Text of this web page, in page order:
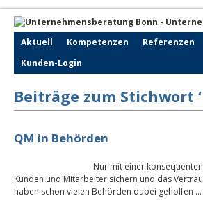
Aktuell Kompetenzen Referenzen
Kunden-Login
Beiträge zum Stichwort
QM in Behörden
Nur mit einer
Kunden und Mitarbeiter sichern und das
haben schon vielen Behörden dabei geholfen …